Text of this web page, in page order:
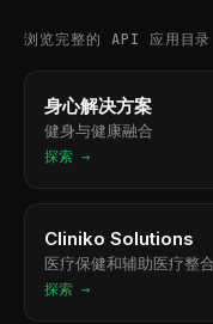
浏览完整的 API 应用目录
身心解决方案
健身与健康融合
探索 →
Cliniko Solutions
医疗保健和辅助医疗整合
探索 →